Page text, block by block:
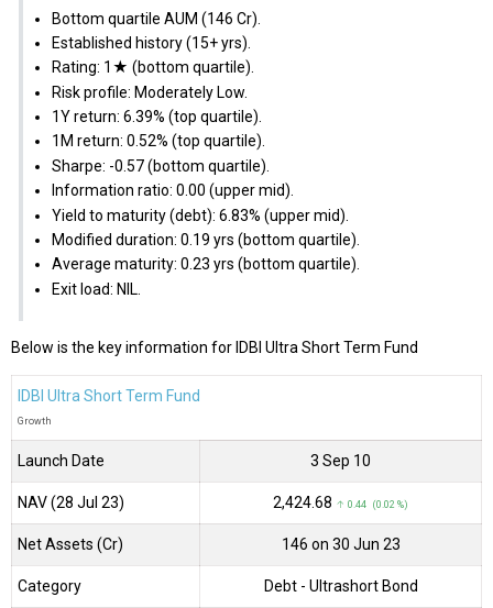
Bottom quartile AUM (₹146 Cr).
Established history (15+ yrs).
Rating: 1★ (bottom quartile).
Risk profile: Moderately Low.
1Y return: 6.39% (top quartile).
1M return: 0.52% (top quartile).
Sharpe: -0.57 (bottom quartile).
Information ratio: 0.00 (upper mid).
Yield to maturity (debt): 6.83% (upper mid).
Modified duration: 0.19 yrs (bottom quartile).
Average maturity: 0.23 yrs (bottom quartile).
Exit load: NIL.
Below is the key information for IDBI Ultra Short Term Fund
IDBI Ultra Short Term Fund
Growth
Launch Date 3 Sep 10
NAV (28 Jul 23) ₹2,424.68 ↑ 0.44 (0.02 %)
Net Assets (Cr) ₹146 on 30 Jun 23
Category Debt - Ultrashort Bond